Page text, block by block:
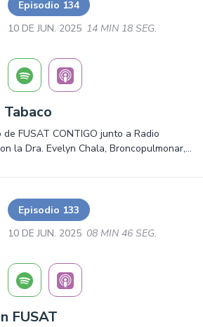
Episodio 134
10 DE JUN. 2025 14 MIN 18 SEG.
FUSAT CONTIGO junto a Radio
la Dra. Evelyn Chala, Broncopulmonar,
Episodio 133
10 DE JUN. 2025 08 MIN 46 SEG.
FUSAT